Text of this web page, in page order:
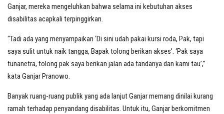
Ganjar, mereka mengeluhkan bahwa selama ini kebutuhan akses
disabilitas acapkali terpinggirkan.
“Tadi ada yang menyampaikan ‘Di sini udah pakai kursi roda, Pak, tapi
saya sulit untuk naik tangga, Bapak tolong berikan akses’. ‘Pak saya
tunanetra, tolong pak saya berikan jalan ada tandanya dan kami tau’,”
kata Ganjar Pranowo.
Banyak ruang-ruang publik yang ada lanjut Ganjar memang dinilai kurang
ramah terhadap penyandang disabilitas. Untuk itu, Ganjar berkomitmen